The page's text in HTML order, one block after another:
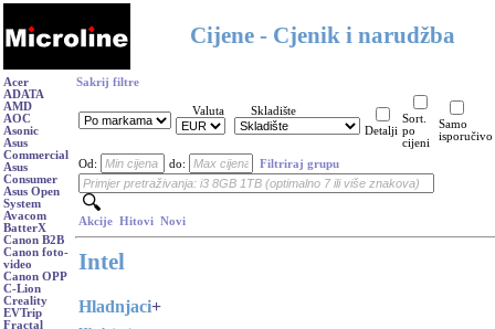
Cijene - Cjenik i narudžba
Acer
ADATA
AMD
AOC
Asonic
Asus
Commercial
Asus
Consumer
Asus Open
System
Avacom
BatterX
Canon B2B
Canon foto-
video
Canon OPP
C-Lion
Creality
EVTrip
Fractal
Sakrij filtre
Valuta
Skladište
Detalji
Sort.
po
cijeni
Samo
isporučivo
Od: do: Filtriraj grupu
Akcije Hitovi Novi
Intel
Hladnjaci+